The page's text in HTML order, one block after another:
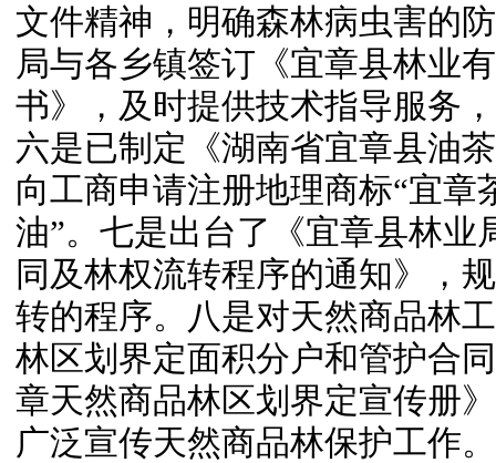
文件精神，明确森林病虫害的
局与各乡镇签订《宜章县林业
书》，及时提供技术指导服务
六是已制定《湖南省宜章县油
向工商申请注册地理商标“宜章
油”。七是出台了《宜章县林
同及林权流转程序的通知》，
转的程序。八是对天然商品林
林区划界定面积分户和管护合
章天然商品林区划界定宣传册
广泛宣传天然商品林保护工作